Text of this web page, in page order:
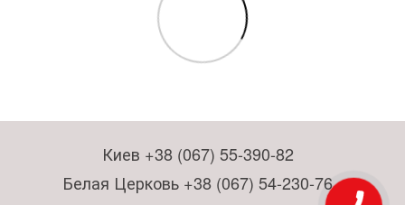
Киев +38 (067) 55-390-82
Белая Церковь +38 (067) 54-230-76